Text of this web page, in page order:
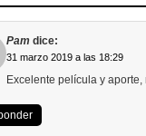
Pam dice:
31 marzo 2019 a las 18:29
Excelente película y